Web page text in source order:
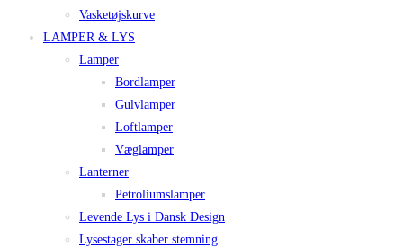
Vasketøjskurve
LAMPER & LYS
Lamper
Bordlamper
Gulvlamper
Loftlamper
Væglamper
Lanterner
Petroliumslamper
Levende Lys i Dansk Design
Lysestager skaber stemning